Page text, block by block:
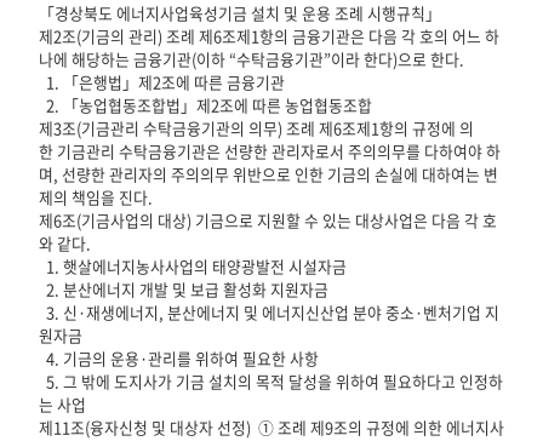
「경상북도 에너지사업육성기금 설치 및 운용 조례 시행규칙」
제2조(기금의 관리) 조례 제6조제1항의 금융기관은 다음 각 호의 어느 하
나에 해당하는 금융기관(이하 “수탁금융기관”이라 한다)으로 한다.
1. 「은행법」제2조에 따른 금융기관
2. 「농업협동조합법」제2조에 따른 농업협동조합
제3조(기금관리 수탁금융기관의 의무) 조례 제6조제1항의 규정에 의
한 기금관리 수탁금융기관은 선량한 관리자로서 주의의무를 다하여야 하
며, 선량한 관리자의 주의의무 위반으로 인한 기금의 손실에 대하여는 변
제의 책임을 진다.
제6조(기금사업의 대상) 기금으로 지원할 수 있는 대상사업은 다음 각 호
와 같다.
1. 햇살에너지농사사업의 태양광발전 시설자금
2. 분산에너지 개발 및 보급 활성화 지원자금
3. 신·재생에너지, 분산에너지 및 에너지신산업 분야 중소·벤처기업 지
원자금
4. 기금의 운용·관리를 위하여 필요한 사항
5. 그 밖에 도지사가 기금 설치의 목적 달성을 위하여 필요하다고 인정하
는 사업
제11조(융자신청 및 대상자 선정) ① 조례 제9조의 규정에 의한 에너지사